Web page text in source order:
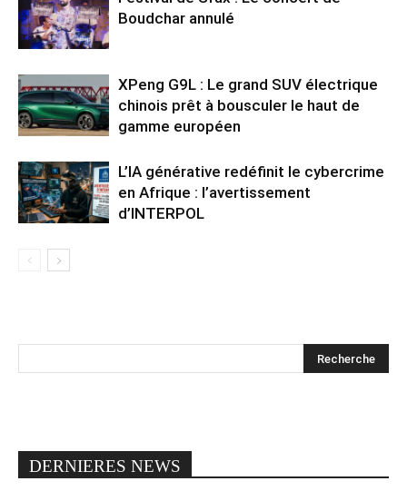
Boudchar annulé
XPeng G9L : Le grand SUV électrique
chinois prêt à bousculer le haut de
gamme européen
L’IA générative redéfinit le cybercrime
en Afrique : l’avertissement
d’INTERPOL
DERNIERES NEWS